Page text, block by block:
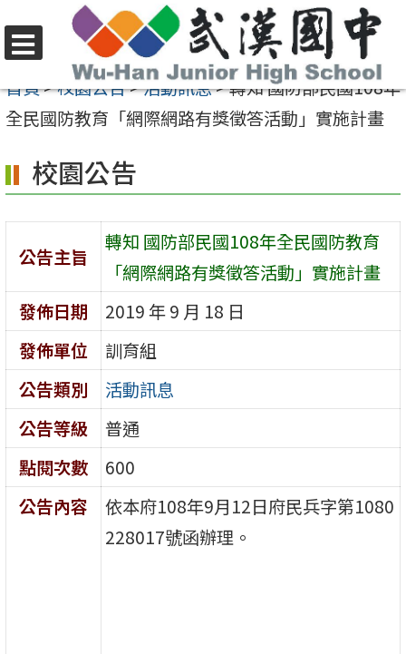
至
要
容
區
選
單
首頁>校園公告>活動訊息>轉知 國防部民國108年
全民國防教育「網際網路有獎徵答活動」實施計畫
校園公告
公告主旨
轉知 國防部民國108年全民國防教育
「網際網路有獎徵答活動」實施計畫
發佈日期
2019 年 9 月 18 日
發佈單位
訓育組
公告類別
活動訊息
公告等級
普通
點閱次數
600
公告內容
依本府108年9月12日府民兵字第1080
228017號函辦理。